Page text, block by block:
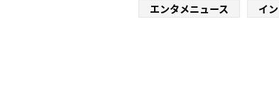
エンタメニュース
イ